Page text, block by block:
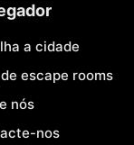
a cidade
escape rooms
nós
nos